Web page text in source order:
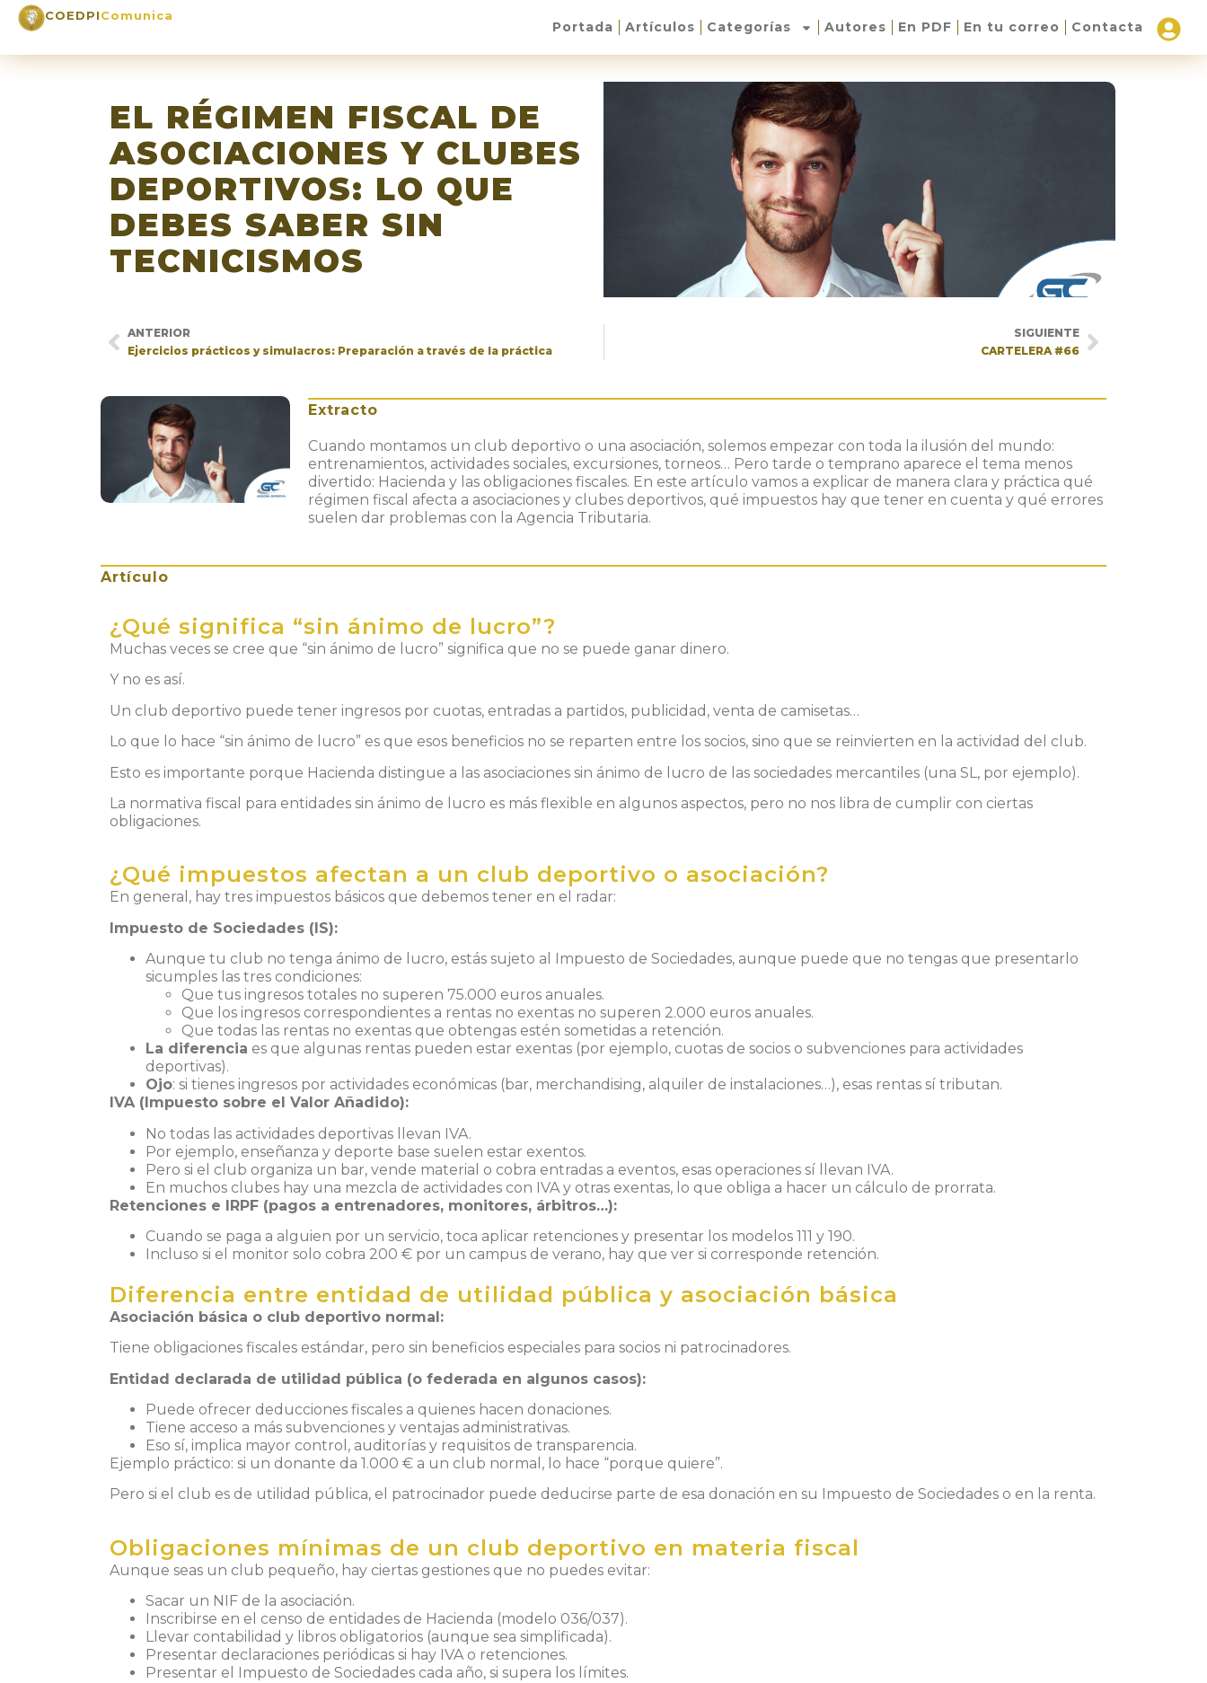
COEDPIComunica
Portada Artículos Categorías Autores En PDF En tu correo Contacta
EL RÉGIMEN FISCAL DE
ASOCIACIONES Y CLUBES
DEPORTIVOS: LO QUE
DEBES SABER SIN
TECNICISMOS
ANTERIOR
Ejercicios prácticos y simulacros: Preparación a través de la práctica
SIGUIENTE
CARTELERA #66
Extracto
Cuando montamos un club deportivo o una asociación, solemos empezar con toda la ilusión del mundo:
entrenamientos, actividades sociales, excursiones, torneos… Pero tarde o temprano aparece el tema menos
divertido: Hacienda y las obligaciones fiscales. En este artículo vamos a explicar de manera clara y práctica qué
régimen fiscal afecta a asociaciones y clubes deportivos, qué impuestos hay que tener en cuenta y qué errores
suelen dar problemas con la Agencia Tributaria.
Artículo
¿Qué significa “sin ánimo de lucro”?
Muchas veces se cree que “sin ánimo de lucro” significa que no se puede ganar dinero.
Y no es así.
Un club deportivo puede tener ingresos por cuotas, entradas a partidos, publicidad, venta de camisetas…
Lo que lo hace “sin ánimo de lucro” es que esos beneficios no se reparten entre los socios, sino que se reinvierten en la actividad del club.
Esto es importante porque Hacienda distingue a las asociaciones sin ánimo de lucro de las sociedades mercantiles (una SL, por ejemplo).
La normativa fiscal para entidades sin ánimo de lucro es más flexible en algunos aspectos, pero no nos libra de cumplir con ciertas
obligaciones.
¿Qué impuestos afectan a un club deportivo o asociación?
En general, hay tres impuestos básicos que debemos tener en el radar:
Impuesto de Sociedades (IS):
Aunque tu club no tenga ánimo de lucro, estás sujeto al Impuesto de Sociedades, aunque puede que no tengas que presentarlo
sicumples las tres condiciones:
Que tus ingresos totales no superen 75.000 euros anuales.
Que los ingresos correspondientes a rentas no exentas no superen 2.000 euros anuales.
Que todas las rentas no exentas que obtengas estén sometidas a retención.
La diferencia es que algunas rentas pueden estar exentas (por ejemplo, cuotas de socios o subvenciones para actividades
deportivas).
Ojo: si tienes ingresos por actividades económicas (bar, merchandising, alquiler de instalaciones…), esas rentas sí tributan.
IVA (Impuesto sobre el Valor Añadido):
No todas las actividades deportivas llevan IVA.
Por ejemplo, enseñanza y deporte base suelen estar exentos.
Pero si el club organiza un bar, vende material o cobra entradas a eventos, esas operaciones sí llevan IVA.
En muchos clubes hay una mezcla de actividades con IVA y otras exentas, lo que obliga a hacer un cálculo de prorrata.
Retenciones e IRPF (pagos a entrenadores, monitores, árbitros…):
Cuando se paga a alguien por un servicio, toca aplicar retenciones y presentar los modelos 111 y 190.
Incluso si el monitor solo cobra 200 € por un campus de verano, hay que ver si corresponde retención.
Diferencia entre entidad de utilidad pública y asociación básica
Asociación básica o club deportivo normal:
Tiene obligaciones fiscales estándar, pero sin beneficios especiales para socios ni patrocinadores.
Entidad declarada de utilidad pública (o federada en algunos casos):
Puede ofrecer deducciones fiscales a quienes hacen donaciones.
Tiene acceso a más subvenciones y ventajas administrativas.
Eso sí, implica mayor control, auditorías y requisitos de transparencia.
Ejemplo práctico: si un donante da 1.000 € a un club normal, lo hace “porque quiere”.
Pero si el club es de utilidad pública, el patrocinador puede deducirse parte de esa donación en su Impuesto de Sociedades o en la renta.
Obligaciones mínimas de un club deportivo en materia fiscal
Aunque seas un club pequeño, hay ciertas gestiones que no puedes evitar:
Sacar un NIF de la asociación.
Inscribirse en el censo de entidades de Hacienda (modelo 036/037).
Llevar contabilidad y libros obligatorios (aunque sea simplificada).
Presentar declaraciones periódicas si hay IVA o retenciones.
Presentar el Impuesto de Sociedades cada año, si supera los límites.